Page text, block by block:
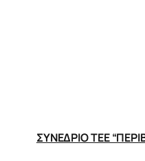
ΣΥΝΕΔΡΙΟ ΤΕΕ